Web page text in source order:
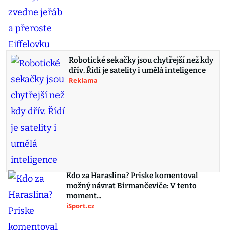
Robotické sekačky jsou chytřejší než kdy
dřív. Řídí je satelity i umělá inteligence
Reklama
Kdo za Haraslína? Priske komentoval
možný návrat Birmančeviče: V tento
moment...
iSport.cz